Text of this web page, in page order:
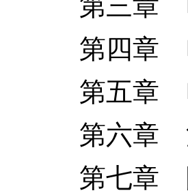
第四章 电
第五章
第六章
第七章